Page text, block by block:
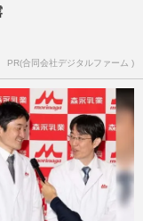
PR(合同会社デジタルファーム )